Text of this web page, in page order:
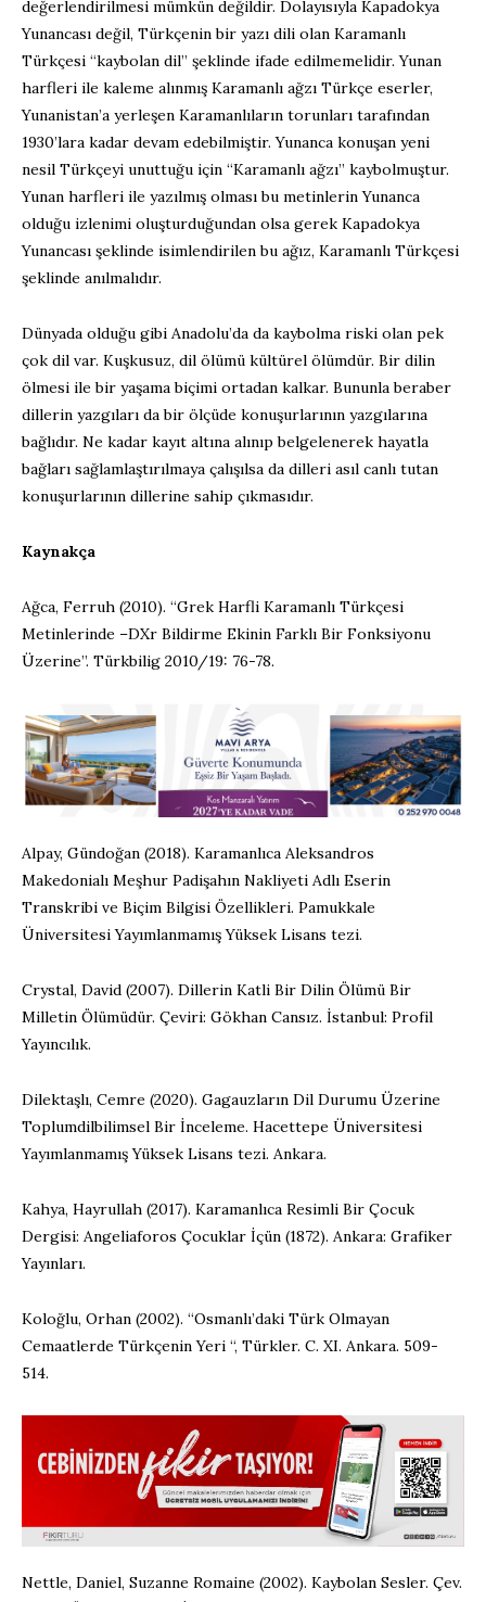
değerlendirilmesi mümkün değildir. Dolayısıyla Kapadokya
Yunancası değil, Türkçenin bir yazı dili olan Karamanlı
Türkçesi “kaybolan dil” şeklinde ifade edilmemelidir. Yunan
harfleri ile kaleme alınmış Karamanlı ağzı Türkçe eserler,
Yunanistan’a yerleşen Karamanlıların torunları tarafından
1930’lara kadar devam edebilmiştir. Yunanca konuşan yeni
nesil Türkçeyi unuttuğu için “Karamanlı ağzı” kaybolmuştur.
Yunan harfleri ile yazılmış olması bu metinlerin Yunanca
olduğu izlenimi oluşturduğundan olsa gerek Kapadokya
Yunancası şeklinde isimlendirilen bu ağız, Karamanlı Türkçesi
şeklinde anılmalıdır.
Dünyada olduğu gibi Anadolu’da da kaybolma riski olan pek
çok dil var. Kuşkusuz, dil ölümü kültürel ölümdür. Bir dilin
ölmesi ile bir yaşama biçimi ortadan kalkar. Bununla beraber
dillerin yazgıları da bir ölçüde konuşurlarının yazgılarına
bağlıdır. Ne kadar kayıt altına alınıp belgelenerek hayatla
bağları sağlamlaştırılmaya çalışılsa da dilleri asıl canlı tutan
konuşurlarının dillerine sahip çıkmasıdır.
Kaynakça
Ağca, Ferruh (2010). “Grek Harfli Karamanlı Türkçesi
Metinlerinde –DXr Bildirme Ekinin Farklı Bir Fonksiyonu
Üzerine”. Türkbilig 2010/19: 76-78.
Alpay, Gündoğan (2018). Karamanlıca Aleksandros
Makedonialı Meşhur Padişahın Nakliyeti Adlı Eserin
Transkribi ve Biçim Bilgisi Özellikleri. Pamukkale
Üniversitesi Yayımlanmamış Yüksek Lisans tezi.
Crystal, David (2007). Dillerin Katli Bir Dilin Ölümü Bir
Milletin Ölümüdür. Çeviri: Gökhan Cansız. İstanbul: Profil
Yayıncılık.
Dilektaşlı, Cemre (2020). Gagauzların Dil Durumu Üzerine
Toplumdilbilimsel Bir İnceleme. Hacettepe Üniversitesi
Yayımlanmamış Yüksek Lisans tezi. Ankara.
Kahya, Hayrullah (2017). Karamanlıca Resimli Bir Çocuk
Dergisi: Angeliaforos Çocuklar İçün (1872). Ankara: Grafiker
Yayınları.
Koloğlu, Orhan (2002). “Osmanlı’daki Türk Olmayan
Cemaatlerde Türkçenin Yeri “, Türkler. C. XI. Ankara. 509-
514.
Nettle, Daniel, Suzanne Romaine (2002). Kaybolan Sesler. Çev.